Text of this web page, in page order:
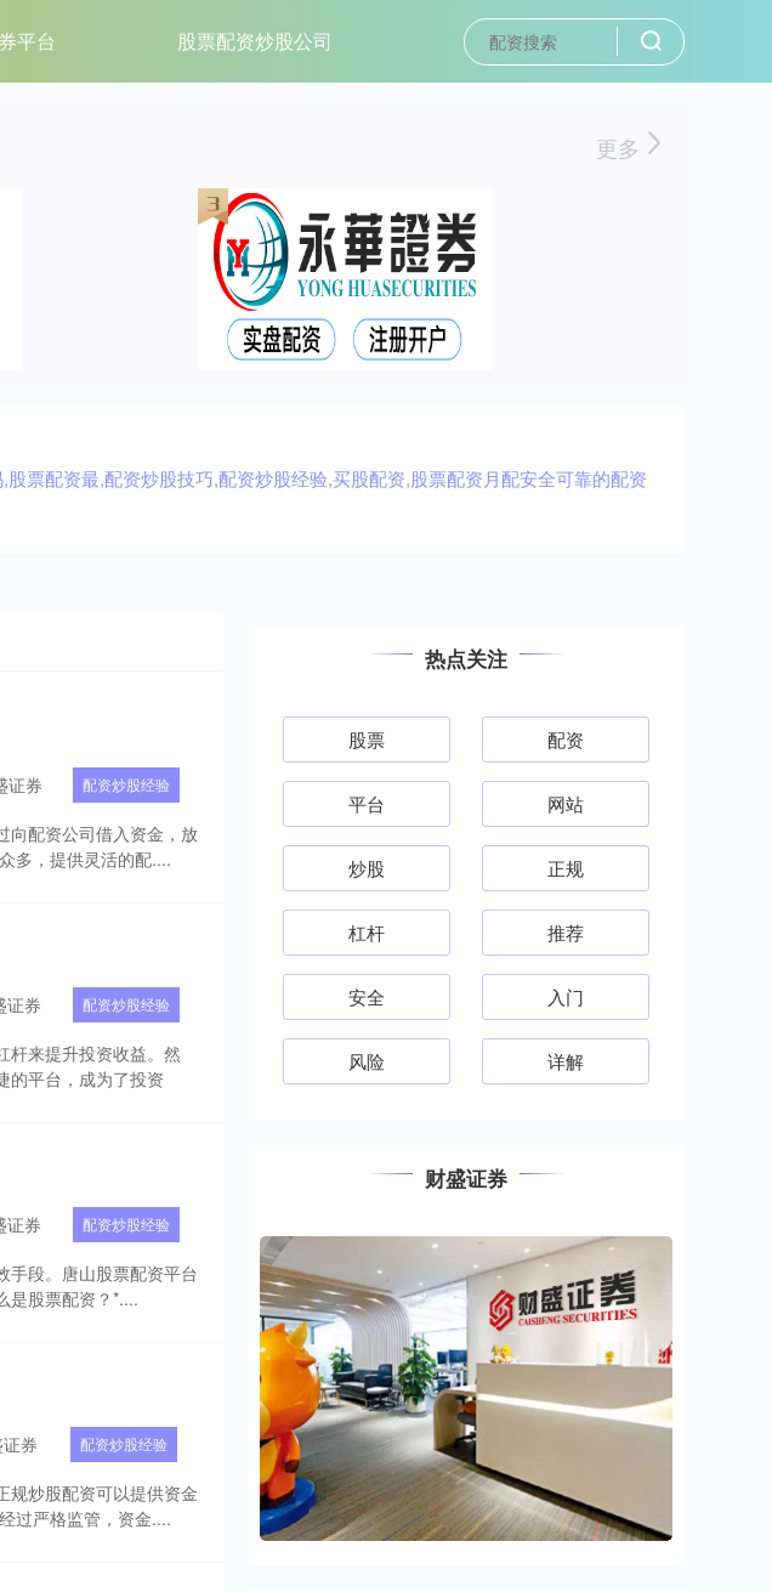
平台 股票配资炒股公司
更多
票配资最,配资炒股技巧,配资炒股经验,买股配资,股票配资月配安全可靠的配资
证券 配资炒股经验
向配资公司借入资金，放
多，提供灵活的配....
证券 配资炒股经验
杆来提升投资收益。然
的平台，成为了投资
证券 配资炒股经验
手段。唐山股票配资平台
是股票配资？*....
券 配资炒股经验
规炒股配资可以提供资金
过严格监管，资金....
热点关注
股票 配资
平台 网站
炒股 正规
杠杆 推荐
安全 入门
风险 详解
财盛证券